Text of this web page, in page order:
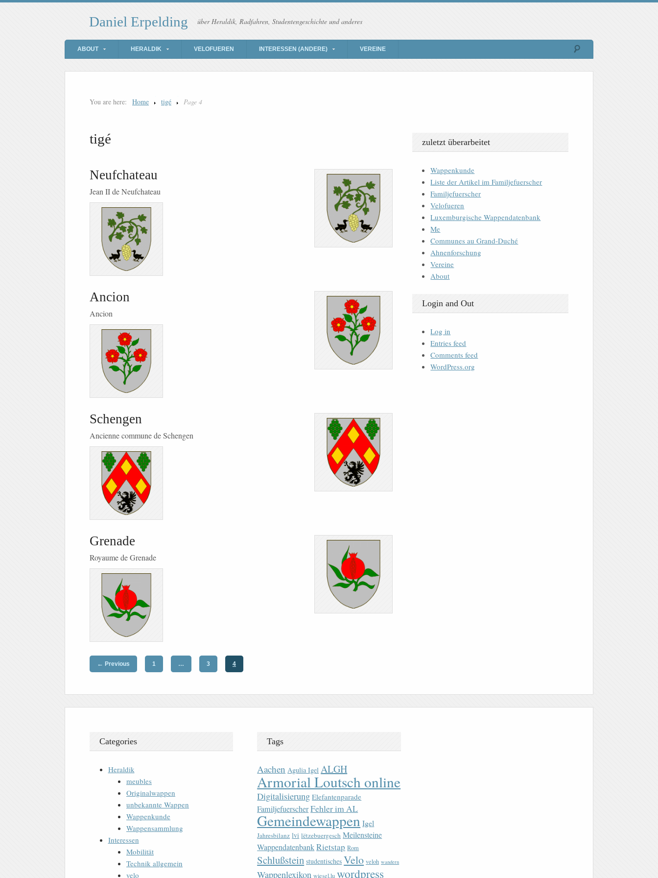
Daniel Erpelding über Heraldik, Radfahren, Studentengeschichte und anderes
ABOUT HERALDIK VELOFUEREN INTERESSEN (ANDERE) VEREINE
You are here: Home tigé Page 4
tigé
Neufchateau
Jean II de Neufchateau
Ancion
Ancion
Schengen
Ancienne commune de Schengen
Grenade
Royaume de Grenade
← Previous 1 … 3 4
zuletzt überarbeitet
Wappenkunde
Liste der Artikel im Familjefuerscher
Familjefuerscher
Velofueren
Luxemburgische Wappendatenbank
Me
Communes au Grand-Duché
Ahnenforschung
Vereine
About
Login and Out
Log in
Entries feed
Comments feed
WordPress.org
Categories
Heraldik
meubles
Originalwappen
unbekannte Wappen
Wappenkunde
Wappensammlung
Interessen
Mobilität
Technik allgemein
velo
Tags
Aachen Agulia Igel ALGH
Armorial Loutsch online
Digitalisierung Elefantenparade
FamiljefuerscherFehler im AL
Gemeindewappen Igel
Jahresbilanz lvi lëtzebuergesch Meilensteine
WappendatenbankRietstap Rom
Schlußstein studentisches Velo veloh wandern
Wappenlexikon wiesel.lu wordpress